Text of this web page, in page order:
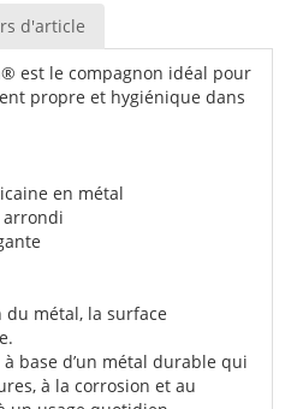
d'article
est le compagnon idéal pour
propre et hygiénique dans
en métal
arrondi
du métal, la surface
base d’un métal durable qui
à la corrosion et au